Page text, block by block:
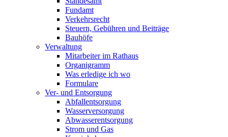
Fundamt
Verkehrsrecht
Steuern, Gebühren und Beiträge
Bauhöfe
Verwaltung
Mitarbeiter im Rathaus
Organigramm
Was erledige ich wo
Formulare
Ver- und Entsorgung
Abfallentsorgung
Wasserversorgung
Abwasserentsorgung
Strom und Gas